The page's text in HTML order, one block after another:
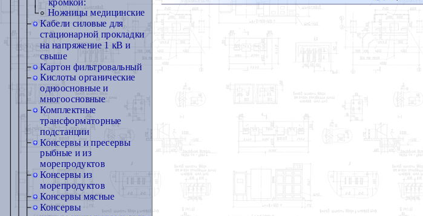
Ножницы медицинские
Кабели силовые для
стационарной прокладки
на напряжение 1 кВ и
свыше
Картон фильтровальный
Кислоты органические
одноосновные и
многоосновные
Комплектные
трансформаторные
подстанции
Консервы и пресервы
рыбные и из
морепродуктов
Консервы из
морепродуктов
Консервы мясные
Консервы